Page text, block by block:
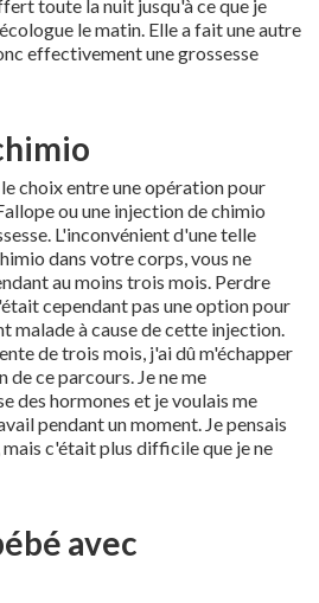
toute la nuit jusqu'à ce que je
le matin. Elle a fait une autre
effectivement une grossesse
choix entre une opération pour
ou une injection de chimio
L'inconvénient d'une telle
dans votre corps, vous ne
au moins trois mois. Perdre
cependant pas une option pour
malade à cause de cette injection.
de trois mois, j'ai dû m'échapper
ce parcours. Je ne me
des hormones et je voulais me
pendant un moment. Je pensais
c'était plus difficile que je ne
avec